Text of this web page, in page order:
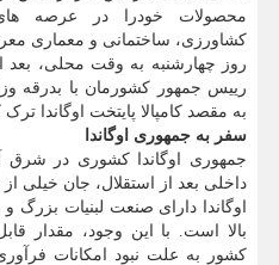
محصولات خودرا در عرصه
کشاورزی، ساختمانی و معماری
روز چهارشنبه به وقت محلی، بعد
رییس جمهور کشورمان با بدرقه
به مقصد کامپالا پایتخت اوگاندا ترک
سفر به جمهوری اوگاندا
جمهوری اوگاندا کشوری در
داخلی بعد از استقلال، جان خیلی
اوگاندا دارای صنعت لبنیات بزرگ
بالا است. با این وجود، مقدار
کشور به علت نبود امکانات